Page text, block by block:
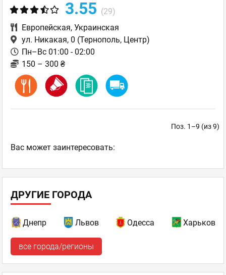
3.55 (29)
Европейская, Украинская
ул. Никакая, 0 (Тернополь, Центр)
Пн–Вс 01:00 - 02:00
150 – 300 ₴
Поз. 1–9 (из 9)
Ваc может заинтересовать:
ДРУГИЕ ГОРОДА
Днепр Львов Одесса Харьков
все города/регионы